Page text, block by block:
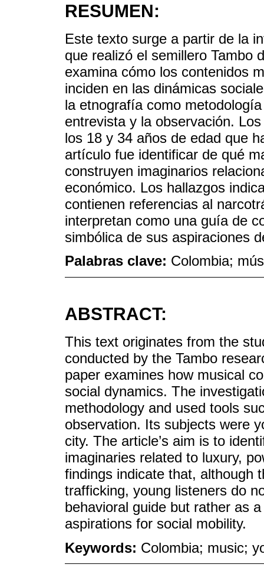
RESUMEN:
Este texto surge a partir de la
que realizó el semillero Tambo
examina cómo los contenidos
inciden en las dinámicas
la etnografía como
entrevista y la observación.
los 18 y 34 años de edad que
artículo fue identificar de qué
construyen imaginarios
económico. Los hallazgos
contienen referencias al
interpretan como una guía de
simbólica de sus aspiraciones
Palabras clave: Colombia;
ABSTRACT:
This text originates from the
conducted by the Tambo
paper examines how musical
social dynamics. The
methodology and used tools
observation. Its subjects were
city. The article’s aim is to
imaginaries related to luxury,
findings indicate that, although
trafficking, young listeners do
behavioral guide but rather as
aspirations for social mobility.
Keywords: Colombia; music;